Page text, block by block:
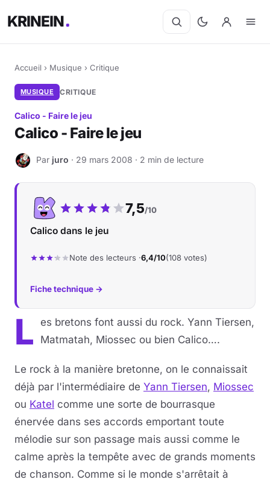
KRINEIN
Accueil › Musique › Critique
MUSIQUE CRITIQUE
Calico - Faire le jeu
Calico - Faire le jeu
J Par juro · 29 mars 2008 · 2 min de lecture
Notre note :
7,5/10
Calico dans le jeu
Note des lecteurs ·6,4/10(108 votes)
Fiche technique →
L
es bretons font aussi du rock. Yann Tiersen,
Matmatah, Miossec ou bien Calico….
Le rock à la manière bretonne, on le connaissait
déjà par l'intermédiaire de Yann Tiersen, Miossec
ou Katel comme une sorte de bourrasque
énervée dans ses accords emportant toute
mélodie sur son passage mais aussi comme le
calme après la tempête avec de grands moments
de chanson. Comme si le monde s'arrêtait à